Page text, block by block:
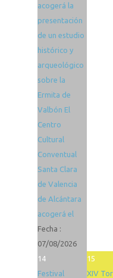
acogerá la
presentación
de un estudio
histórico y
arqueológico
sobre la
Ermita de
Valbón El
Centro
Cultural
Conventual
Santa Clara
de Valencia
de Alcántara
acogerá el
Fecha :
07/08/2026
14
Festival
15
XIV